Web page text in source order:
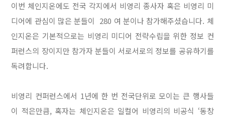
이번 체인지온에도 전국 각지에서 비영리 종사자 혹은 비영리 미
디어에 관심이 많은 분들이 280 여 분이나 참가해주셨습니다. 체
인지온은 기본적으로는 비영리 미디어 전략수립을 위한 정보 컨
퍼런스의 장이지만 참가자 분들이 서로서로의 정보를 공유하기를
독려합니다.
비영리 컨퍼런스에서 1년에 한 번 전국단위로 모이는 큰 행사들
이 적은만큼, 혹자는 체인지온은 일컬어 비영리의 비공식 ‘동창